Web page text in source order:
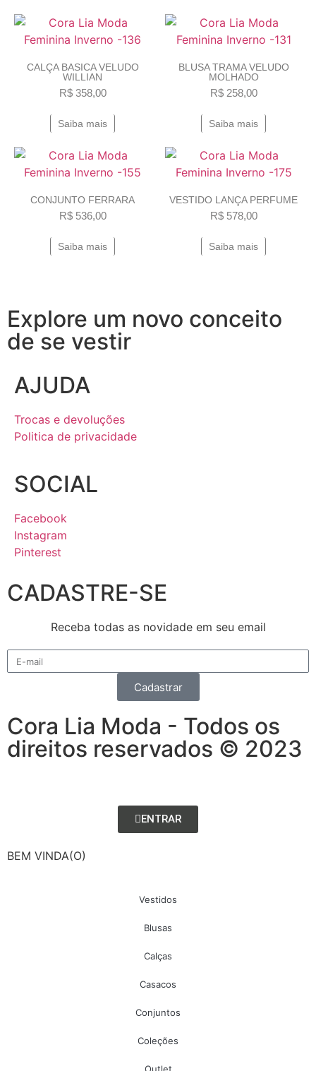
CALÇA BASICA VELUDO
WILLIAN
R$358,00
Saiba mais
BLUSA TRAMA VELUDO
MOLHADO
R$258,00
Saiba mais
CONJUNTO FERRARA
R$536,00
Saiba mais
VESTIDO LANÇA PERFUME
R$578,00
Saiba mais
Explore um novo conceito
de se vestir
AJUDA
Trocas e devoluções
Politica de privacidade
SOCIAL
Facebook
Instagram
Pinterest
CADASTRE-SE
Receba todas as novidade em seu email
Cadastrar
Cora Lia Moda - Todos os
direitos reservados © 2023
ENTRAR
BEM VINDA(O)
Vestidos
Blusas
Calças
Casacos
Conjuntos
Coleções